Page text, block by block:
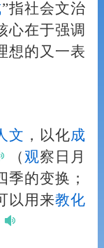
”指社会文治
心在于强调
想的又一表
文 ，以化成
（ 观察日月
的变换；
以用来教化